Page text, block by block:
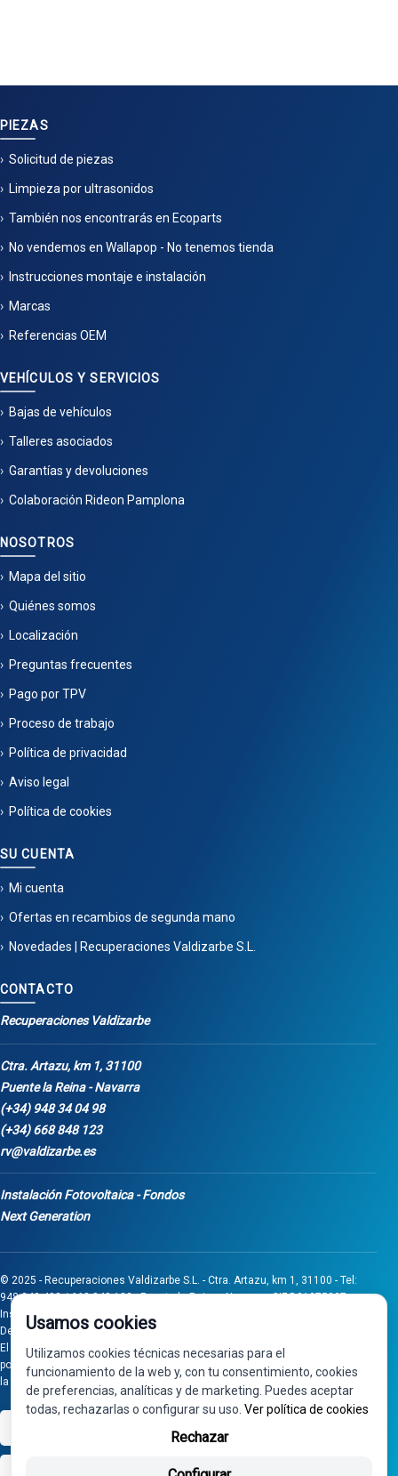
PIEZAS
Solicitud de piezas
Limpieza por ultrasonidos
También nos encontrarás en Ecoparts
No vendemos en Wallapop - No tenemos tienda
Instrucciones montaje e instalación
Marcas
Referencias OEM
VEHÍCULOS Y SERVICIOS
Bajas de vehículos
Talleres asociados
Garantías y devoluciones
Colaboración Rideon Pamplona
NOSOTROS
Mapa del sitio
Quiénes somos
Localización
Preguntas frecuentes
Pago por TPV
Proceso de trabajo
Política de privacidad
Aviso legal
Política de cookies
SU CUENTA
Mi cuenta
Ofertas en recambios de segunda mano
Novedades | Recuperaciones Valdizarbe S.L.
CONTACTO
Recuperaciones Valdizarbe
Ctra. Artazu, km 1, 31100
Puente la Reina - Navarra
(+34) 948 34 04 98
(+34) 668 848 123
rv@valdizarbe.es
Instalación Fotovoltaica - Fondos
Next Generation
© 2025 - Recuperaciones Valdizarbe S.L. - Ctra. Artazu, km 1, 31100 - Tel:
948 340 498 / 668 848 123 - Puente la Reina - Navarra - CIF B31275837.
Inscrita en el Registro Mercantil de Navarra, Tomo 32, Folio 75, Hoja 525.
Desarrollado porSeintosoft
El proyecto de inversión "0011-0558-2024-000008" ha sido subvencionado
por Gobierno de Navarra al amparo de la convocatoria de 2024 de Ayudas a
la inversión en pymes industriales
Usamos cookies
Utilizamos cookies técnicas necesarias para el
funcionamiento de la web y, con tu consentimiento, cookies
de preferencias, analíticas y de marketing. Puedes aceptar
todas, rechazarlas o configurar su uso. Ver política de cookies
Rechazar